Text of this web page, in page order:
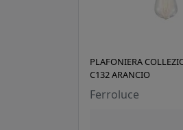
PLAFONIERA
C132 ARANCIO
Ferroluce